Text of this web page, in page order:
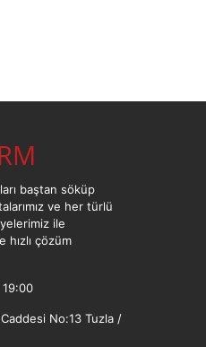
baştan söküp
ve her türlü
ile
hızlı çözüm
No:13 Tuzla /